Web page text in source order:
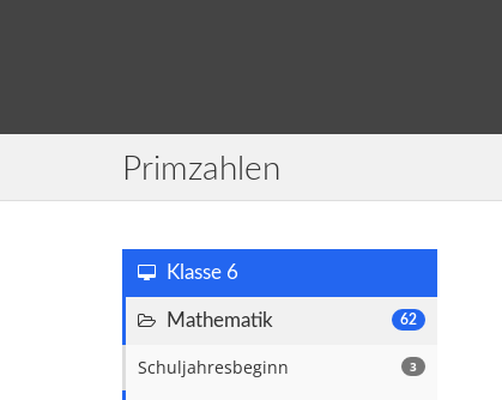
Primzahlen
Klasse 6
62
Mathematik
3
Schuljahresbeginn